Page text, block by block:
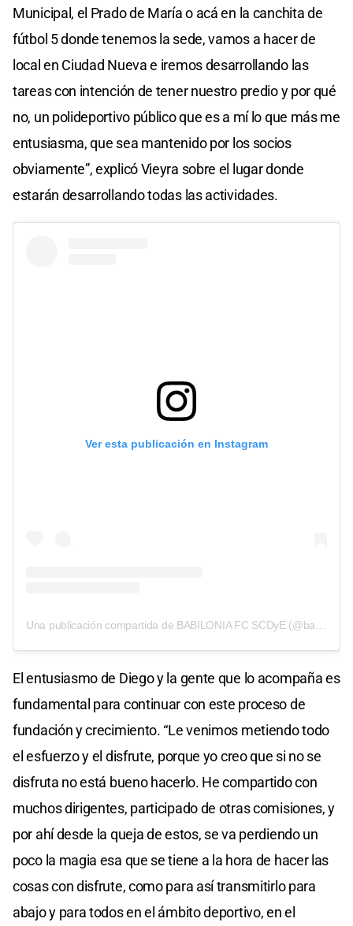
Municipal, el Prado de María o acá en la canchita de
fútbol 5 donde tenemos la sede, vamos a hacer de
local en Ciudad Nueva e iremos desarrollando las
tareas con intención de tener nuestro predio y por qué
no, un polideportivo público que es a mí lo que más me
entusiasma, que sea mantenido por los socios
obviamente”, explicó Vieyra sobre el lugar donde
estarán desarrollando todas las actividades.
Ver esta publicación en Instagram
El entusiasmo de Diego y la gente que lo acompaña es
fundamental para continuar con este proceso de
fundación y crecimiento. “Le venimos metiendo todo
el esfuerzo y el disfrute, porque yo creo que si no se
disfruta no está bueno hacerlo. He compartido con
muchos dirigentes, participado de otras comisiones, y
por ahí desde la queja de estos, se va perdiendo un
poco la magia esa que se tiene a la hora de hacer las
cosas con disfrute, como para así transmitirlo para
abajo y para todos en el ámbito deportivo, en el